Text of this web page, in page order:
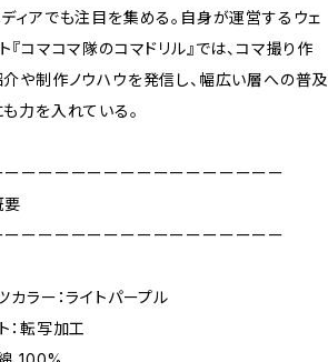
ィアでも注目を集める。自身が運営するウェ
『コマコマ隊のコマドリル』では、コマ撮り作
や制作ノウハウを発信し、幅広い層への普及
力を入れている。
ーーーーーーーーーーーーーーーーー
要
ーーーーーーーーーーーーーーーーー
カラー：ライトパープル
：転写加工